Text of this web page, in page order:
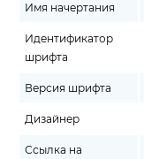
Имя начертания
Идентификатор
шрифта
Версия шрифта
Дизайнер
Ссылка на